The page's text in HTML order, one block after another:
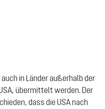
in Länder außerhalb der
übermittelt werden. Der
dass die USA nach